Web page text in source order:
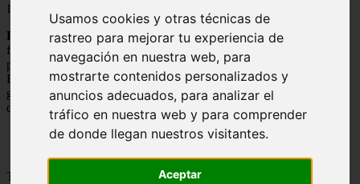
Usamos cookies y otras técnicas de
rastreo para mejorar tu experiencia de
navegación en nuestra web, para
mostrarte contenidos personalizados y
anuncios adecuados, para analizar el
tráfico en nuestra web y para comprender
de donde llegan nuestros visitantes.
Aceptar
📅 18/08/2025
La
gardeniaes una planta dejardín muy popular debido a sus
flores blancas y fragantes. Sin embargo, muchas personas se
preguntan cuánto frío puede soportar esta planta. En este artículo de
EsArenaEs, analizaremos las condiciones de temperatura que la
gardenia puede tolerar y cómo cuidarla durante los meses más fríos
del año.
Tabla de contenidos